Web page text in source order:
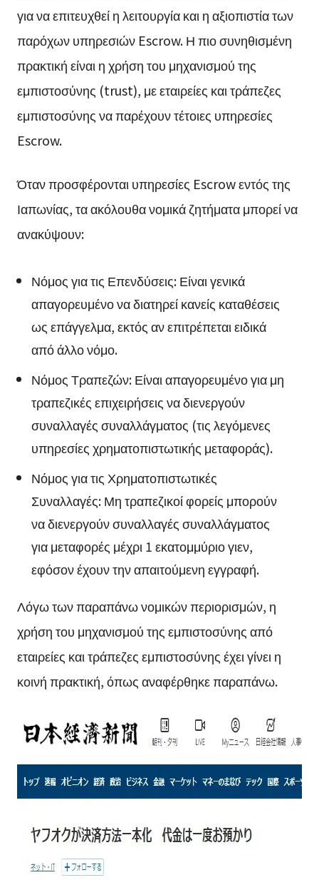
για να επιτευχθεί η λειτουργία και η αξιοπιστία των
παρόχων υπηρεσιών Escrow. Η πιο συνηθισμένη
πρακτική είναι η χρήση του μηχανισμού της
εμπιστοσύνης (trust), με εταιρείες και τράπεζες
εμπιστοσύνης να παρέχουν τέτοιες υπηρεσίες
Escrow.
Όταν προσφέρονται υπηρεσίες Escrow εντός της
Ιαπωνίας, τα ακόλουθα νομικά ζητήματα μπορεί να
ανακύψουν:
Νόμος για τις Επενδύσεις: Είναι γενικά
απαγορευμένο να διατηρεί κανείς καταθέσεις
ως επάγγελμα, εκτός αν επιτρέπεται ειδικά
από άλλο νόμο.
Νόμος Τραπεζών: Είναι απαγορευμένο για μη
τραπεζικές επιχειρήσεις να διενεργούν
συναλλαγές συναλλάγματος (τις λεγόμενες
υπηρεσίες χρηματοπιστωτικής μεταφοράς).
Νόμος για τις Χρηματοπιστωτικές
Συναλλαγές: Μη τραπεζικοί φορείς μπορούν
να διενεργούν συναλλαγές συναλλάγματος
για μεταφορές μέχρι 1 εκατομμύριο γιεν,
εφόσον έχουν την απαιτούμενη εγγραφή.
Λόγω των παραπάνω νομικών περιορισμών, η
χρήση του μηχανισμού της εμπιστοσύνης από
εταιρείες και τράπεζες εμπιστοσύνης έχει γίνει η
κοινή πρακτική, όπως αναφέρθηκε παραπάνω.